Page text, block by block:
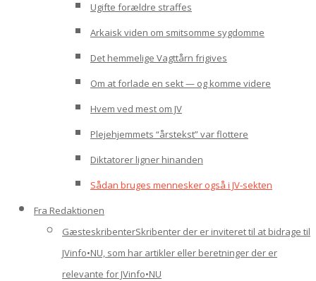
Ugifte forældre straffes
Arkaisk viden om smitsomme sygdomme
Det hemmelige Vagttårn frigives
Om at forlade en sekt — og komme videre
Hvem ved mest om JV
Plejehjemmets “årstekst” var flottere
Diktatorer ligner hinanden
Sådan bruges mennesker også i JV-sekten
Fra Redaktionen
GæsteskribenterSkribenter der er inviteret til at bidrage til
JVinfo•NU, som har artikler eller beretninger der er
relevante for JVinfo•NU